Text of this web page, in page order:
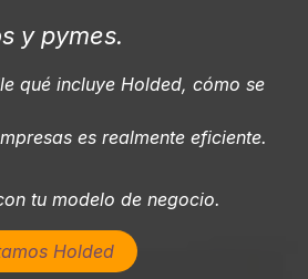
y pymes.
qué incluye Holded, cómo se
es realmente eficiente.
tu modelo de negocio.
Holded